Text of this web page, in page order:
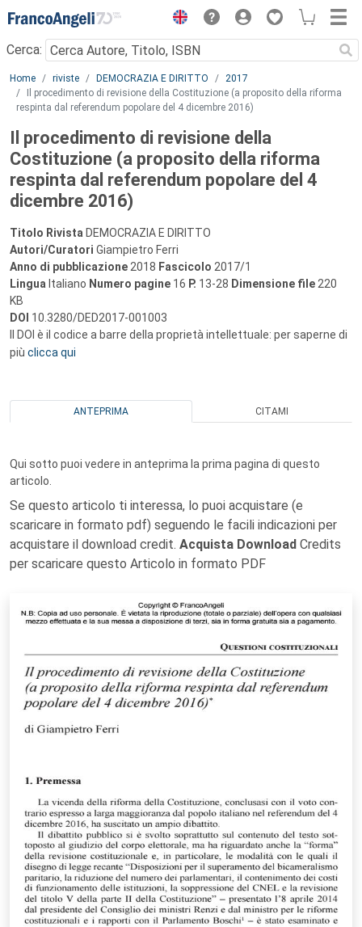
Menu
Cerca:
Main content
Home riviste DEMOCRAZIA E DIRITTO
2017
Il procedimento di revisione della Costituzione (a proposito della riforma
respinta dal referendum popolare del 4 dicembre 2016)
Il procedimento di revisione della
Costituzione (a proposito della riforma
respinta dal referendum popolare del 4
dicembre 2016)
Titolo Rivista DEMOCRAZIA E DIRITTO
Autori/Curatori Giampietro Ferri
Anno di pubblicazione 2018 Fascicolo 2017/1
Lingua Italiano Numero pagine 16 P. 13-28 Dimensione file 220
KB
DOI 10.3280/DED2017-001003
Il DOI è il codice a barre della proprietà intellettuale: per saperne di
più clicca qui
ANTEPRIMA CITAMI
Qui sotto puoi vedere in anteprima la prima pagina di questo
articolo.
Se questo articolo ti interessa, lo puoi acquistare (e
scaricare in formato pdf) seguendo le facili indicazioni per
acquistare il download credit. Acquista Download Credits
per scaricare questo Articolo in formato PDF